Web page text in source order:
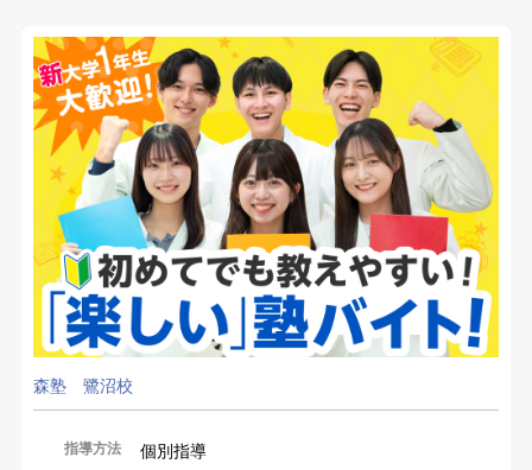
森塾 鷺沼校
指導方法 個別指導